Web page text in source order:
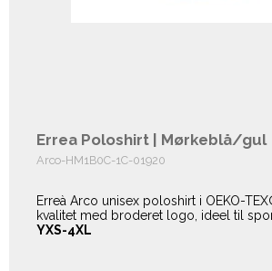
Errea Poloshirt | Mørkeblå/gul
Arco-HM1B0C-1C-01920
Erreà Arco unisex poloshirt i OEKO-
kvalitet med broderet logo, ideel til
YXS-4XL